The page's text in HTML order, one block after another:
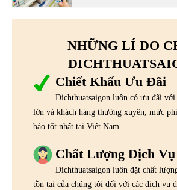
NHỮNG LÍ DO
Chiết Khấu Ưu Đãi
Dichthuatsaigon luôn có ưu đãi với
lớn và khách hàng thường xuyên, mức
bảo tốt nhất tại Việt Nam.
Chất Lượng Dịch Vụ
Dichthuatsaigon luôn đặt chất
tồn tại của chúng tôi đối với các dịch vụ